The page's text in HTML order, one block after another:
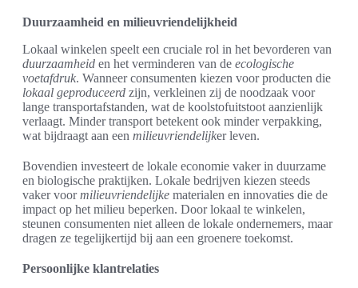
Duurzaamheid en milieuvriendelijkheid
Lokaal winkelen speelt een cruciale rol in het bevorderen van
duurzaamheid en het verminderen van de ecologische
voetafdruk. Wanneer consumenten kiezen voor producten die
lokaal geproduceerd zijn, verkleinen zij de noodzaak voor
lange transportafstanden, wat de koolstofuitstoot aanzienlijk
verlaagt. Minder transport betekent ook minder verpakking,
wat bijdraagt aan een milieuvriendelijker leven.
Bovendien investeert de lokale economie vaker in duurzame
en biologische praktijken. Lokale bedrijven kiezen steeds
vaker voormilieuvriendelijke materialen en innovaties die de
impact op het milieu beperken. Door lokaal te winkelen,
steunen consumenten niet alleen de lokale ondernemers, maar
dragen ze tegelijkertijd bij aan een groenere toekomst.
Persoonlijke klantrelaties